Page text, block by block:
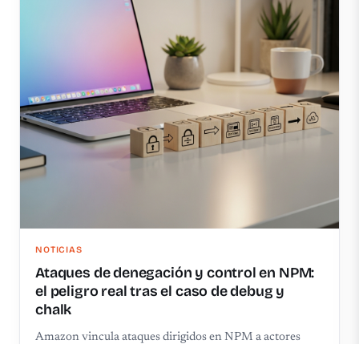
NOTICIAS
Ataques de denegación y control en NPM:
el peligro real tras el caso de debug y
chalk
Amazon vincula ataques dirigidos en NPM a actores